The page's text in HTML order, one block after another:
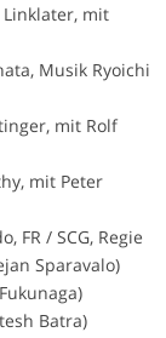
Linklater, mit
Musik Ryoichi
mit Rolf
mit Peter
FR / SCG, Regie
Sparavalo)
Batra)